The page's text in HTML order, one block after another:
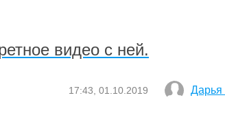
видео с ней.
17:43, 01.10.2019